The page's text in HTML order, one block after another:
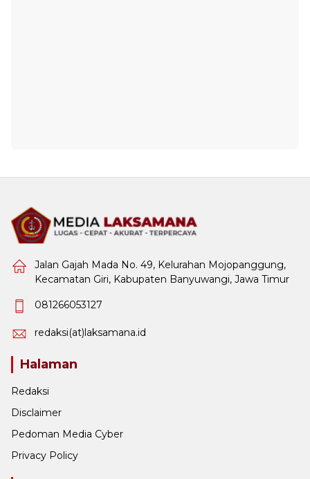
Jalan Gajah Mada No. 49, Kelurahan Mojopanggung,
Kecamatan Giri, Kabupaten Banyuwangi, Jawa Timur
081266053127
redaksi(at)laksamana.id
Halaman
Redaksi
Disclaimer
Pedoman Media Cyber
Privacy Policy